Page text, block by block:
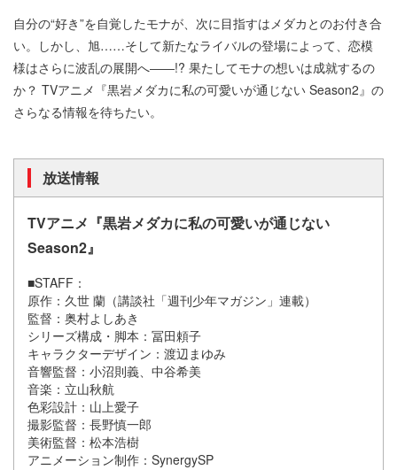
自分の“好き”を自覚したモナが、次に目指すはメダカとのお付き合
い。しかし、旭……そして新たなライバルの登場によって、恋模
様はさらに波乱の展開へ――!? 果たしてモナの想いは成就するの
か？ TVアニメ『黒岩メダカに私の可愛いが通じない Season2』の
さらなる情報を待ちたい。
放送情報
TVアニメ『黒岩メダカに私の可愛いが通じない
Season2』
■STAFF：
原作：久世 蘭（講談社「週刊少年マガジン」連載）
監督：奥村よしあき
シリーズ構成・脚本：冨田頼子
キャラクターデザイン：渡辺まゆみ
音響監督：小沼則義、中谷希美
音楽：立山秋航
色彩設計：山上愛子
撮影監督：長野慎一郎
美術監督：松本浩樹
アニメーション制作：SynergySP